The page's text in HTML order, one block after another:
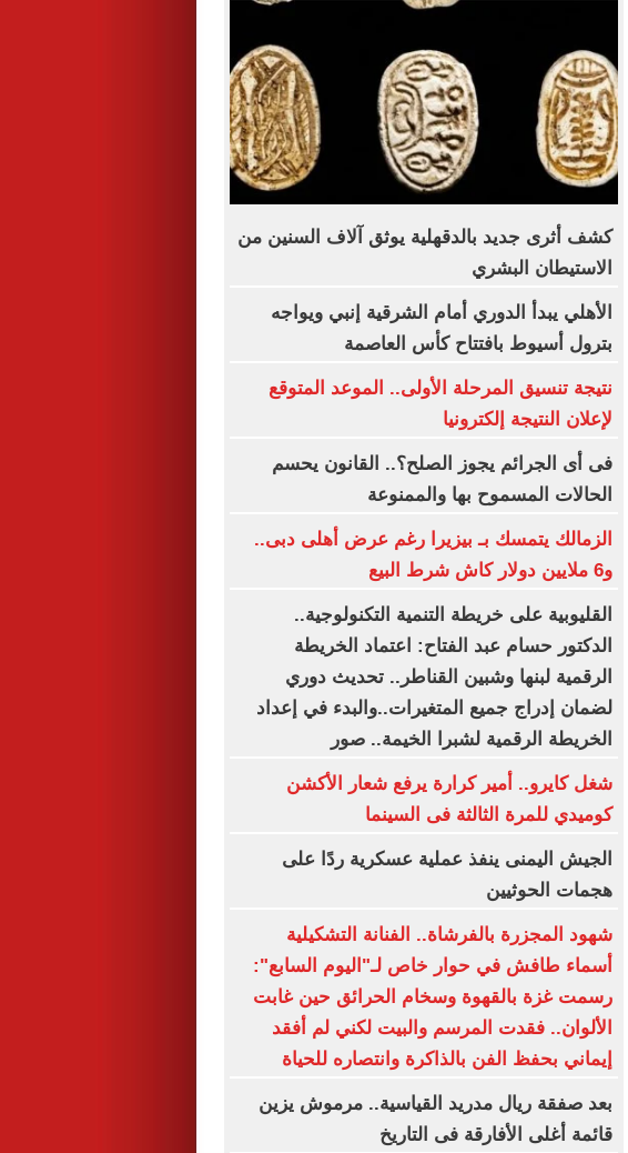
كشف أثرى جديد بالدقهلية يوثق آلاف السنين من
الاستيطان البشري
الأهلي يبدأ الدوري أمام الشرقية إنبي ويواجه
بترول أسيوط بافتتاح كأس العاصمة
نتيجة تنسيق المرحلة الأولى.. الموعد المتوقع
لإعلان النتيجة إلكترونيا
فى أى الجرائم يجوز الصلح؟.. القانون يحسم
الحالات المسموح بها والممنوعة
الزمالك يتمسك بـ بيزيرا رغم عرض أهلى دبى..
و6 ملايين دولار كاش شرط البيع
القليوبية على خريطة التنمية التكنولوجية..
الدكتور حسام عبد الفتاح: اعتماد الخريطة
الرقمية لبنها وشبين القناطر.. تحديث دوري
لضمان إدراج جميع المتغيرات..والبدء في إعداد
الخريطة الرقمية لشبرا الخيمة.. صور
شغل كايرو.. أمير كرارة يرفع شعار الأكشن
كوميدي للمرة الثالثة فى السينما
الجيش اليمنى ينفذ عملية عسكرية ردًا على
هجمات الحوثيين
شهود المجزرة بالفرشاة.. الفنانة التشكيلية
أسماء طافش في حوار خاص لـ"اليوم السابع":
رسمت غزة بالقهوة وسخام الحرائق حين غابت
الألوان.. فقدت المرسم والبيت لكني لم أفقد
إيماني بحفظ الفن بالذاكرة وانتصاره للحياة
بعد صفقة ريال مدريد القياسية.. مرموش يزين
قائمة أغلى الأفارقة فى التاريخ